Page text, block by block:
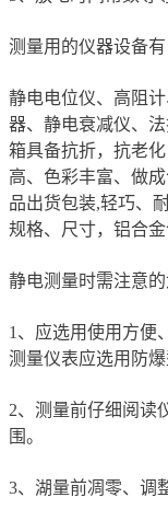
测量用的仪器设备有
静电电位仪、高阻
器、静电衰减仪、
箱具备抗折，抗老
高、色彩丰富、做
品出货包装,轻巧、
规格、尺寸，铝合
静电测量时需注意
1、应选用使用方便
测量仪表应选用防爆
2、测量前仔细阅读
围。
3、湖量前凋零、调